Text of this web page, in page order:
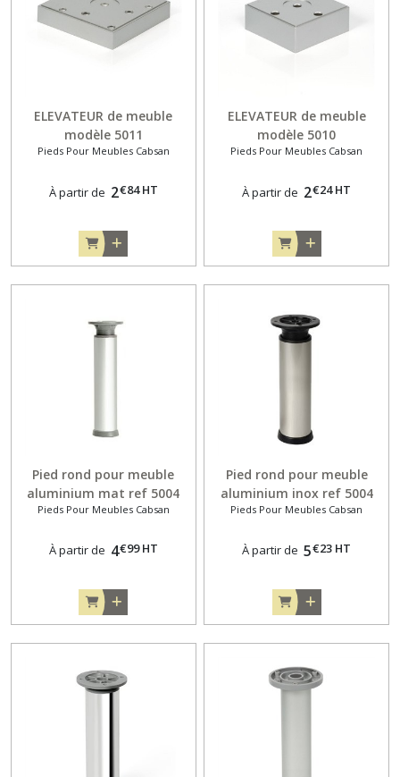
ELEVATEUR de meuble
modèle 5011
Pieds Pour Meubles Cabsan
À partir de 2€84 HT
ELEVATEUR de meuble
modèle 5010
Pieds Pour Meubles Cabsan
À partir de 2€24 HT
Pied rond pour meuble
aluminium mat ref 5004
réglage supérieur
Pieds Pour Meubles Cabsan
À partir de 4€99 HT
Pied rond pour meuble
aluminium inox ref 5004
réglage supérieur
Pieds Pour Meubles Cabsan
À partir de 5€23 HT